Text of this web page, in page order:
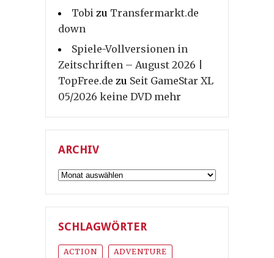
Tobi zu Transfermarkt.de
down
Spiele-Vollversionen in
Zeitschriften – August 2026 |
TopFree.de zu Seit GameStar XL
05/2026 keine DVD mehr
ARCHIV
Archiv
SCHLAGWÖRTER
ACTION ADVENTURE